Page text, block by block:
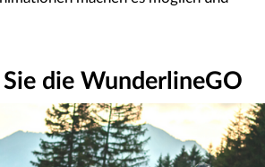
Sie die WunderlineGO